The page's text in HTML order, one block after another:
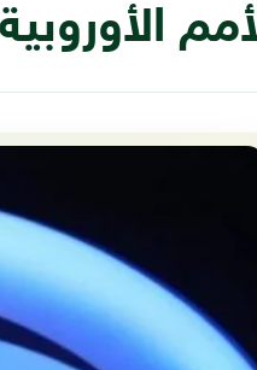
الأوروبية 2024 -